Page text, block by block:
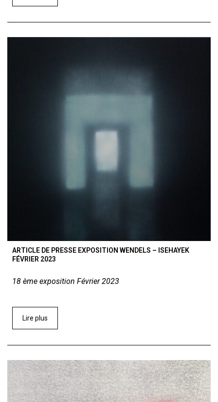
ARTICLE DE PRESSE EXPOSITION WENDELS – ISEHAYEK
FÉVRIER 2023
18 ème exposition Février 2023
Lire plus